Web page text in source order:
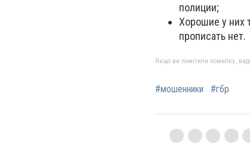
полиции;
Хорошие у них
прописать нет.
Якщо ви помітили помилку,
#мошенники #гбр